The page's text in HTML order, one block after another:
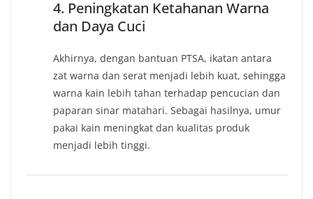
4. Peningkatan Ketahanan Warna
dan Daya Cuci
Akhirnya, dengan bantuan PTSA, ikatan antara
zat warna dan serat menjadi lebih kuat, sehingga
warna kain lebih tahan terhadap pencucian dan
paparan sinar matahari. Sebagai hasilnya, umur
pakai kain meningkat dan kualitas produk
menjadi lebih tinggi.